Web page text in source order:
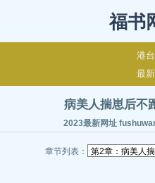
福书
港
最
病美人揣崽后
2023最新网址
章节列表：